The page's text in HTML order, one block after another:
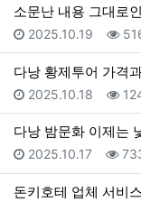
소문난 내용 그대로
등록일
2025.10.19 조
다낭 황제투어 가격
등록일
2025.10.18 조
다낭 밤문화 이제는
등록일
2025.10.17 조
돈키호테 업체 서비